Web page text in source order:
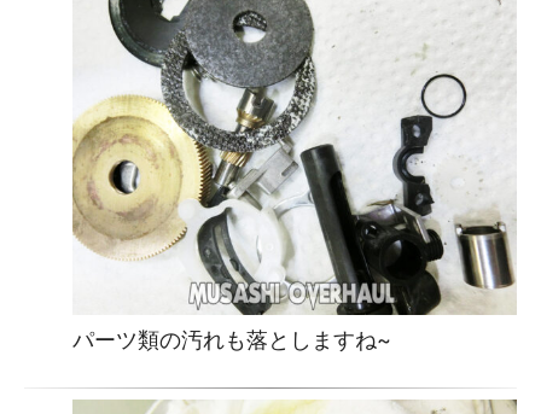
パーツ類の汚れも落としますね~